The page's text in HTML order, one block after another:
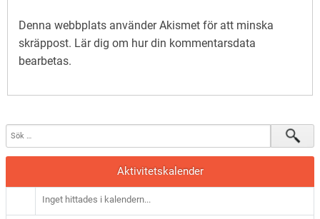
Denna webbplats använder Akismet för att minska
skräppost. Lär dig om hur din kommentarsdata
bearbetas.
Aktivitetskalender
Inget hittades i kalendern...